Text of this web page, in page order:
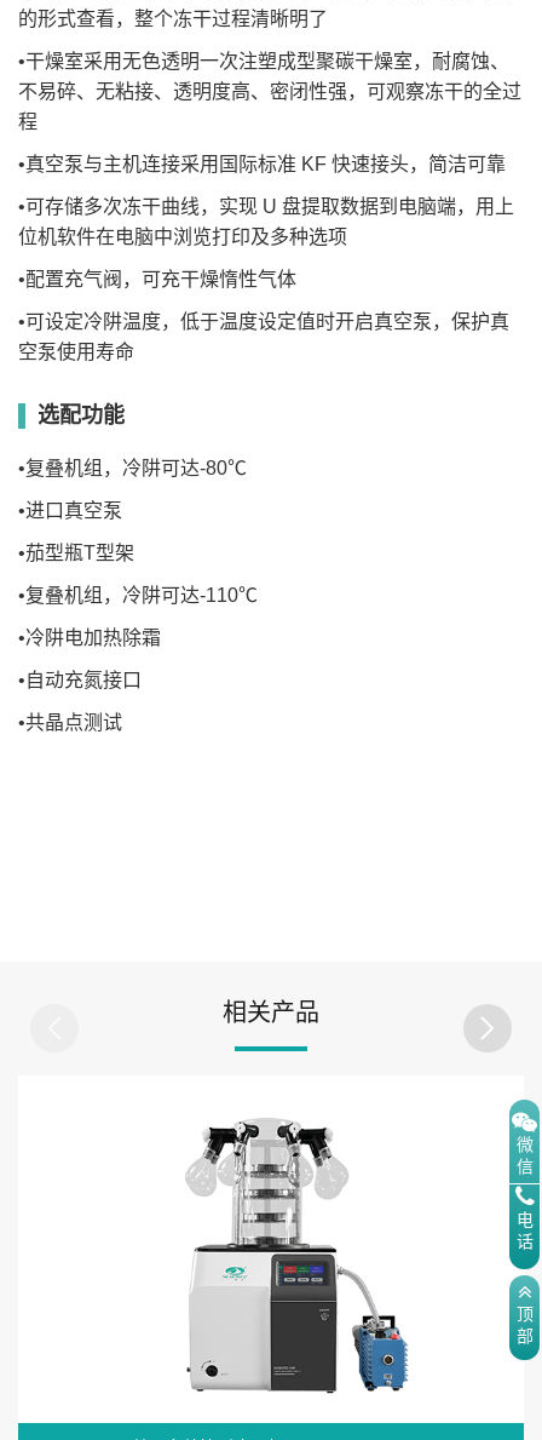
的形式查看，整个冻干过程清晰明了
•干燥室采用无色透明一次注塑成型聚碳干燥室，耐腐蚀、
不易碎、无粘接、透明度高、密闭性强，可观察冻干的全过
程
•真空泵与主机连接采用国际标准 KF 快速接头，简洁可靠
•可存储多次冻干曲线，实现 U 盘提取数据到电脑端，用上
位机软件在电脑中浏览打印及多种选项
•配置充气阀，可充干燥惰性气体
•可设定冷阱温度，低于温度设定值时开启真空泵，保护真
空泵使用寿命
选配功能
•复叠机组，冷阱可达-80℃
•进口真空泵
•茄型瓶T型架
•复叠机组，冷阱可达-110℃
•冷阱电加热除霜
•自动充氮接口
•共晶点测试
相关产品
微
信
电
话
顶
部